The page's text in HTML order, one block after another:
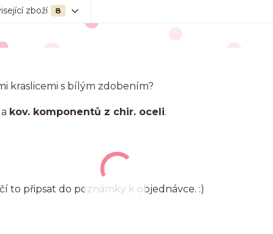
zboží 8
kraslicemi s bílým zdobením?
kov. komponentů z chir. oceli.
to připsat do poznámky k objednávce. :)